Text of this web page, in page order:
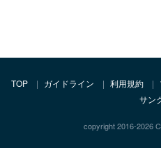
TOP ガイドライン 利用規約
サン
copyright 2016-2026